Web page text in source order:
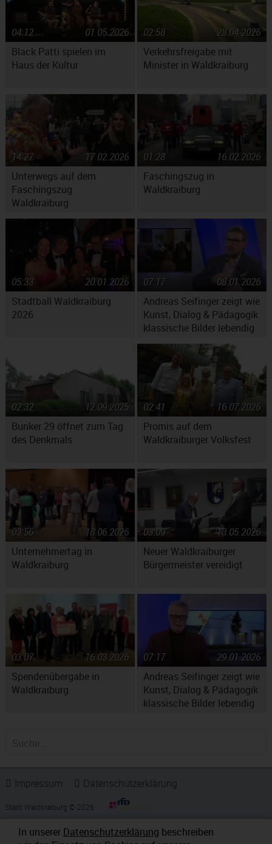
Black Patti spielen im
Haus der Kultur
01.05.2026
04:12
Verkehrsfreigabe mit
Minister in Waldkraiburg
28.04.2026
02:58
Unterwegs auf dem
Faschingszug
Waldkraiburg
17.02.2026
14:27
Faschingszug in
Waldkraiburg
16.02.2026
01:28
Stadtball Waldkraiburg
2026
20.01.2026
05:33
Andreas Seifinger zeigt wie
Kunst, Dialog & Pädagogik
klassische Bilder lebendig
machen
08.01.2026
07:17
Bunker 29 öffnet zum Tag
des Denkmals
12.09.2025
02:32
Promis auf dem
Waldkraiburger Volksfest
16.07.2026
02:41
Unternehmertag in
Waldkraiburg
18.06.2026
03:56
Neuer Waldkraiburger
Bürgermeister vereidigt
13.05.2026
03:09
Spendenübergabe in
Waldkraiburg
16.03.2026
03:07
Andreas Seifinger zeigt wie
Kunst, Dialog & Pädagogik
klassische Bilder lebendig
29.01.2026
07:17
Impressum Datenschutzerklärung
Stadt Waldkraiburg © 2026
In unserer Datenschutzerklärung beschreiben